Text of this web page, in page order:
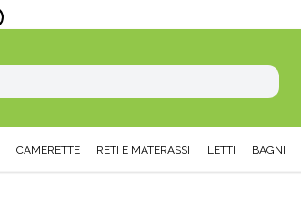
CAMERETTE RETI E MATERASSI LETTI BAGNI